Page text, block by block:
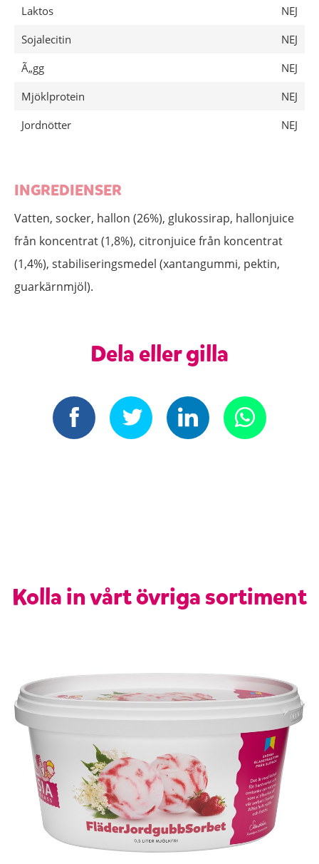
Laktos
NEJ
Sojalecitin
NEJ
Ã„gg
NEJ
Mjöklprotein
NEJ
Jordnötter
NEJ
INGREDIENSER
Vatten, socker, hallon (26%), glukossirap, hallonjuice
från koncentrat (1,8%), citronjuice från koncentrat
(1,4%), stabiliseringsmedel (xantangummi, pektin,
guarkärnmjöl).
Dela eller gilla
Kolla in vårt övriga sortiment